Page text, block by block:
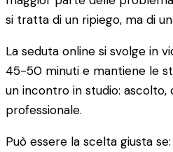
si tratta di un ripiego, ma di
La seduta online si svolge in
45-50 minuti e mantiene le
un incontro in studio: ascolto,
professionale.
Può essere la scelta giusta se: